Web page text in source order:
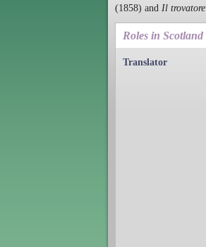
(1858) and Il trovatore
Roles in Scotland
Translator